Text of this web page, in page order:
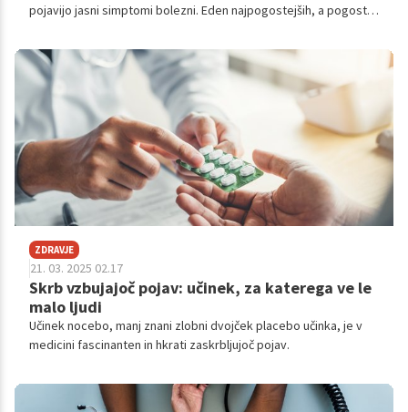
pojavijo jasni simptomi bolezni. Eden najpogostejših, a pogosto
presnovo je t. i. tiho ali kronično vnetje.
ZDRAVJE
21. 03. 2025 02.17
Skrb vzbujajoč pojav: učinek, za katerega ve le
malo ljudi
Učinek nocebo, manj znani zlobni dvojček placebo učinka, je v
medicini fascinanten in hkrati zaskrbljujoč pojav.